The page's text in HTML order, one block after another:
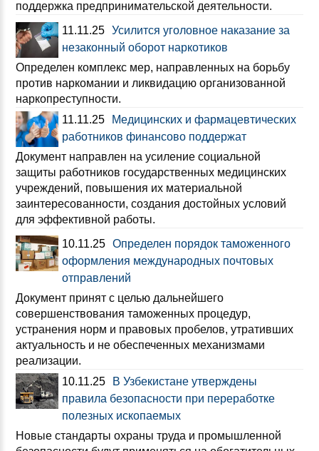
поддержка предпринимательской деятельности.
11.11.25 Усилится уголовное наказание за
незаконный оборот наркотиков
Определен комплекс мер, направленных на борьбу
против наркомании и ликвидацию организованной
наркопреступности.
11.11.25
Медицинских и фармацевтических
работников финансово поддержат
Документ направлен на усиление социальной
защиты работников государственных медицинских
учреждений, повышения их материальной
заинтересованности, создания достойных условий
для эффективной работы.
10.11.25 Определен порядок таможенного
оформления международных почтовых
отправлений
Документ принят с целью дальнейшего
совершенствования таможенных процедур,
устранения норм и правовых пробелов, утративших
актуальность и не обеспеченных механизмами
реализации.
10.11.25
В Узбекистане утверждены
правила безопасности при переработке
полезных ископаемых
Новые стандарты охраны труда и промышленной